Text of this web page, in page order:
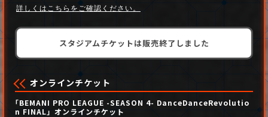
詳しくはこちらをご確認ください。
スタジアムチケットは販売終了しました
オンラインチケット
｢BEMANI PRO LEAGUE -SEASON 4- DanceDanceRevolutio
n FINAL」オンラインチケット